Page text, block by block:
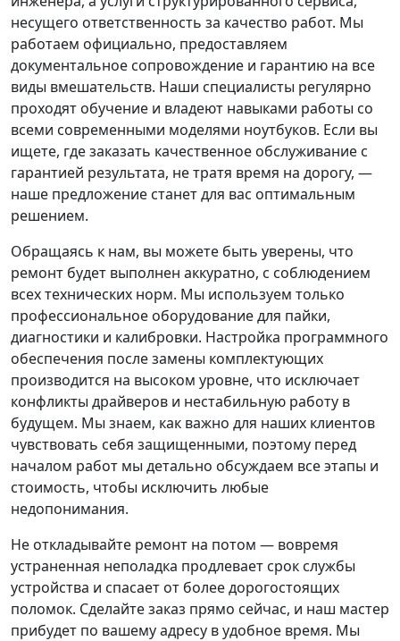
несущего ответственность за качество работ. Мы
работаем официально, предоставляем
документальное сопровождение и гарантию на все
виды вмешательств. Наши специалисты регулярно
проходят обучение и владеют навыками работы со
всеми современными моделями ноутбуков. Если вы
ищете, где заказать качественное обслуживание с
гарантией результата, не тратя время на дорогу, —
наше предложение станет для вас оптимальным
решением.
Обращаясь к нам, вы можете быть уверены, что
ремонт будет выполнен аккуратно, с соблюдением
всех технических норм. Мы используем только
профессиональное оборудование для пайки,
диагностики и калибровки. Настройка программного
обеспечения после замены комплектующих
производится на высоком уровне, что исключает
конфликты драйверов и нестабильную работу в
будущем. Мы знаем, как важно для наших клиентов
чувствовать себя защищенными, поэтому перед
началом работ мы детально обсуждаем все этапы и
стоимость, чтобы исключить любые
недопонимания.
Не откладывайте ремонт на потом — вовремя
устраненная неполадка продлевает срок службы
устройства и спасает от более дорогостоящих
поломок. Сделайте заказ прямо сейчас, и наш мастер
прибудет по вашему адресу в удобное время. Мы